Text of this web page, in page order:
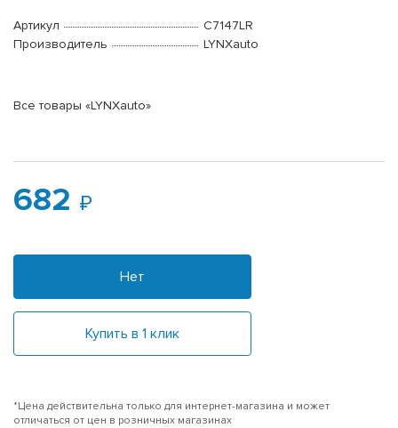
Артикул
C7147LR
Производитель
LYNXauto
Все товары «LYNXauto»
682
Нет
Купить в 1 клик
*Цена действительна только для интернет-магазина и может
отличаться от цен в розничных магазинах